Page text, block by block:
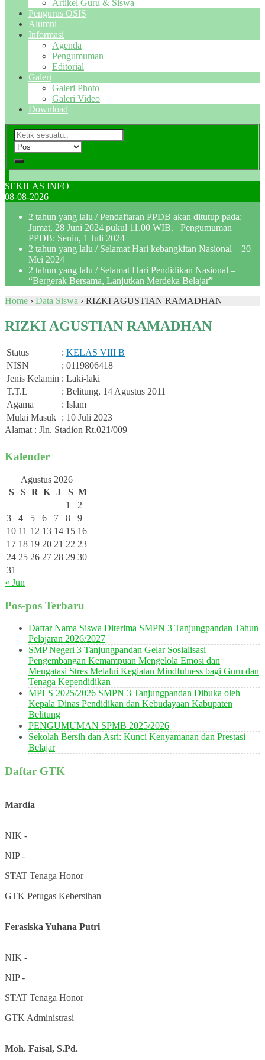
Artikel Guru & Siswa
Pengurus OSIS
Alumni
Informasi
Agenda
Pengumuman
Editorial
Galeri
Galeri Photo
Galeri Video
Download
SEKILAS INFO
08-08-2026
2 tahun yang lalu / Pendaftaran PPDB akan ditutup pada:
Jumat, 28 Juni 2024 pukul 11.00 WIB. Pengumuman
PPDB: Senin, 1 Juli 2024
2 tahun yang lalu / Selamat Hari kebangkitan Nasional – 20
Mei 2024
2 tahun yang lalu / Selamat Hari Pendidikan Nasional –
“Bergerak Bersama, Lanjutkan Merdeka Belajar”
Home › Data Siswa › RIZKI AGUSTIAN RAMADHAN
RIZKI AGUSTIAN RAMADHAN
Status : KELAS VIII B
NISN
: 0119806418
Jenis Kelamin : Laki-laki
T.T.L
: Belitung, 14 Agustus 2011
Agama
: Islam
Mulai Masuk : 10 Juli 2023
Alamat : Jln. Stadion Rt.021/009
Kalender
Agustus 2026
S
S R K J S M
1
2
3
4 5 6 7 8
9
10 11 12 13 14 15 16
17 18 19 20 21 22 23
24 25 26 27 28 29 30
31
« Jun
Pos-pos Terbaru
Daftar Nama Siswa Diterima SMPN 3 Tanjungpandan Tahun
Pelajaran 2026/2027
SMP Negeri 3 Tanjungpandan Gelar Sosialisasi
Pengembangan Kemampuan Mengelola Emosi dan
Mengatasi Stres Melalui Kegiatan Mindfulness bagi Guru dan
Tenaga Kependidikan
MPLS 2025/2026 SMPN 3 Tanjungpandan Dibuka oleh
Kepala Dinas Pendidikan dan Kebudayaan Kabupaten
Belitung
PENGUMUMAN SPMB 2025/2026
Sekolah Bersih dan Asri: Kunci Kenyamanan dan Prestasi
Belajar
Daftar GTK
Mardia
NIK -
NIP-
STAT Tenaga Honor
GTK Petugas Kebersihan
Ferasiska Yuhana Putri
NIK -
NIP-
STAT Tenaga Honor
GTK Administrasi
Moh. Faisal, S.Pd.